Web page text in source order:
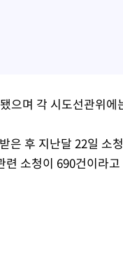
으며 각 시도선관위
은 후 지난달 22일 소
소청이 690건이라